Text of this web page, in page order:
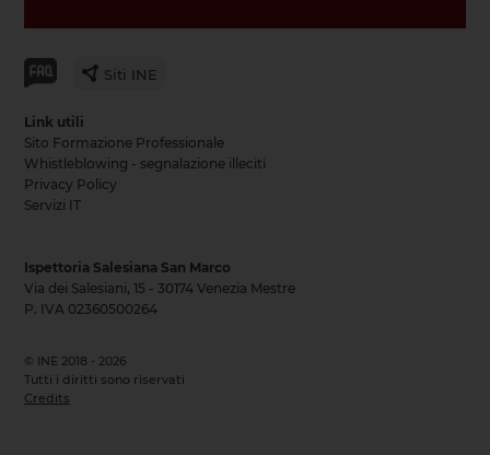
Siti INE
Link utili
Sito Formazione Professionale
Whistleblowing - segnalazione illeciti
Privacy Policy
Servizi IT
Ispettoria Salesiana San Marco
Via dei Salesiani, 15 - 30174 Venezia Mestre
P. IVA 02360500264
© INE 2018 - 2026
Tutti i diritti sono riservati
Credits